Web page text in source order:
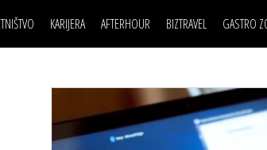
KARIJERA
MOJ UGAO
AFTERHOUR
KNJIGE
AUTO SVET
BIZTRAVEL GASTRO
POSAO
MOJ UGAO
USAVRŠAVANJE
KNOW-HOW
FILM I SCENA
AUTO SVET
STIL
WELLBEING